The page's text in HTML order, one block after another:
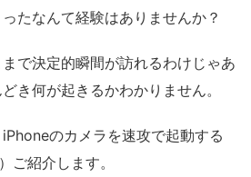
たなんて経験はありませんか？
で決定的瞬間が訪れるわけじゃあ
き何が起きるかわかりません。
のカメラを速攻で起動する
ご紹介します。